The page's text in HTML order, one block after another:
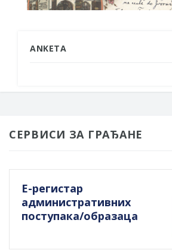
ANKETA
СЕРВИСИ ЗА ГРАЂАНЕ
Е-регистар
административних
поступака/образаца